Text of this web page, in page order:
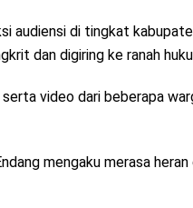
audiensi di tingkat
dan digiring ke ranah
video dari beberapa
mengaku merasa heran